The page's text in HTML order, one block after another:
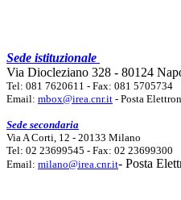
Sede istituzionale
Via Diocleziano 328 - 80124
Tel: 081 7620611 - Fax: 081 5705734
Email: mbox@irea.cnr.it - Posta
Sede secondaria
Via A Corti, 12 - 20133 Milano
Tel: 02 23699545 - Fax: 02 23699300
Email: milano@irea.cnr.it- Posta